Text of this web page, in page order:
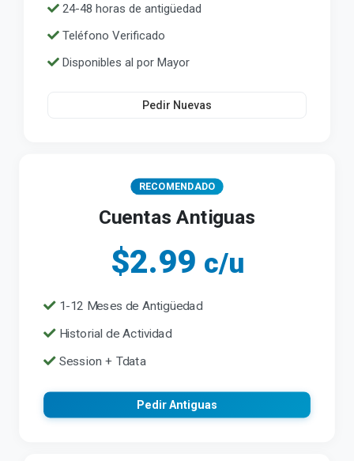
24-48 horas de antigüedad
Teléfono Verificado
Disponibles al por Mayor
Pedir Nuevas
RECOMENDADO
Cuentas Antiguas
$2.99 c/u
1-12 Meses de Antigüedad
Historial de Actividad
Session + Tdata
Pedir Antiguas